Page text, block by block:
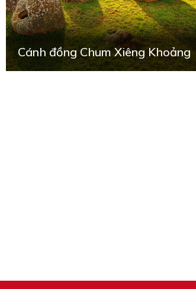
Cánh đồng Chum Xiêng Khoảng